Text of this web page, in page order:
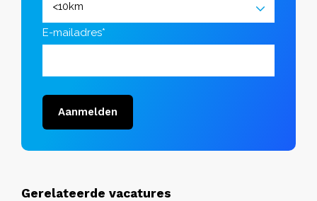
E-mailadres*
Aanmelden
Gerelateerde vacatures